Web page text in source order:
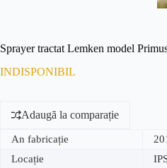
Sprayer tractat Lemken model
INDISPONIBIL
Adaugă la comparație
An fabricație
Locație